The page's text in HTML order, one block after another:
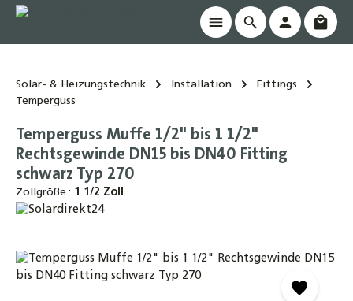
springen
Solar- & Heizungstechnik Installation
Fittings
Temperguss
Temperguss Muffe 1/2" bis 1 1/2"
Rechtsgewinde DN15 bis DN40 Fitting
schwarz Typ 270
Zollgröße.: 1 1/2 Zoll
Bildergalerie überspringen